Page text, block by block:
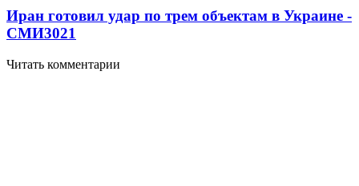
Иран готовил удар по трем объектам в Украине -
СМИ3021
Читать комментарии